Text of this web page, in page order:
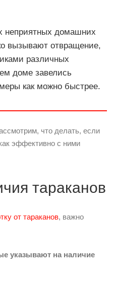
неприятных домашних
вызывают отвращение,
различных
доме завелись
как можно быстрее.
что делать, если
эффективно с ними
тараканов
от тараканов, важно
указывают на наличие